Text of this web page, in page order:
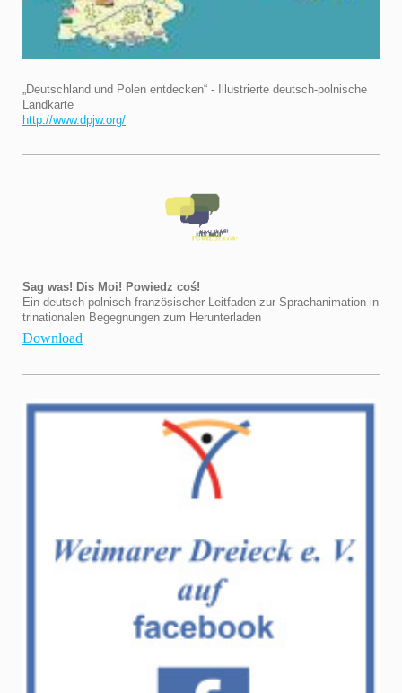
„Deutschland und Polen entdecken“ - Illustrierte deutsch-polnische
Landkarte
http://www.dpjw.org/
Sag was! Dis Moi! Powiedz coś!
Ein deutsch-polnisch-französischer Leitfaden zur Sprachanimation in
trinationalen Begegnungen zum Herunterladen
Download